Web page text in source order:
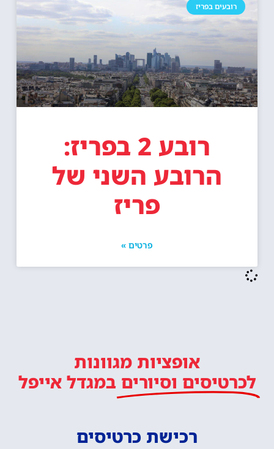
רובעים בפריז
רובע 2 בפריז:
הרובע השני של
פריז
פרטים »
אופציות מגוונות
לכרטיסים וסיורים במגדל אייפל
רכישת כרטיסים